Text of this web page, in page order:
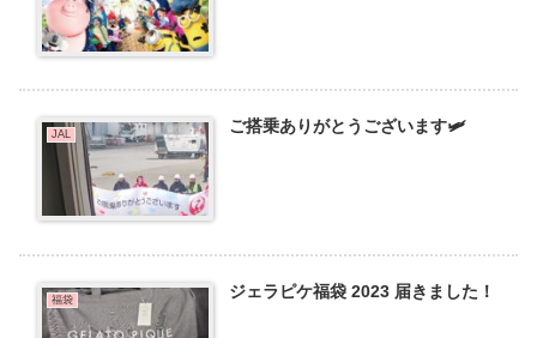
JAL ご搭乗ありがとうございます🛩️
福袋 ジェラピケ福袋 2023 届きました！